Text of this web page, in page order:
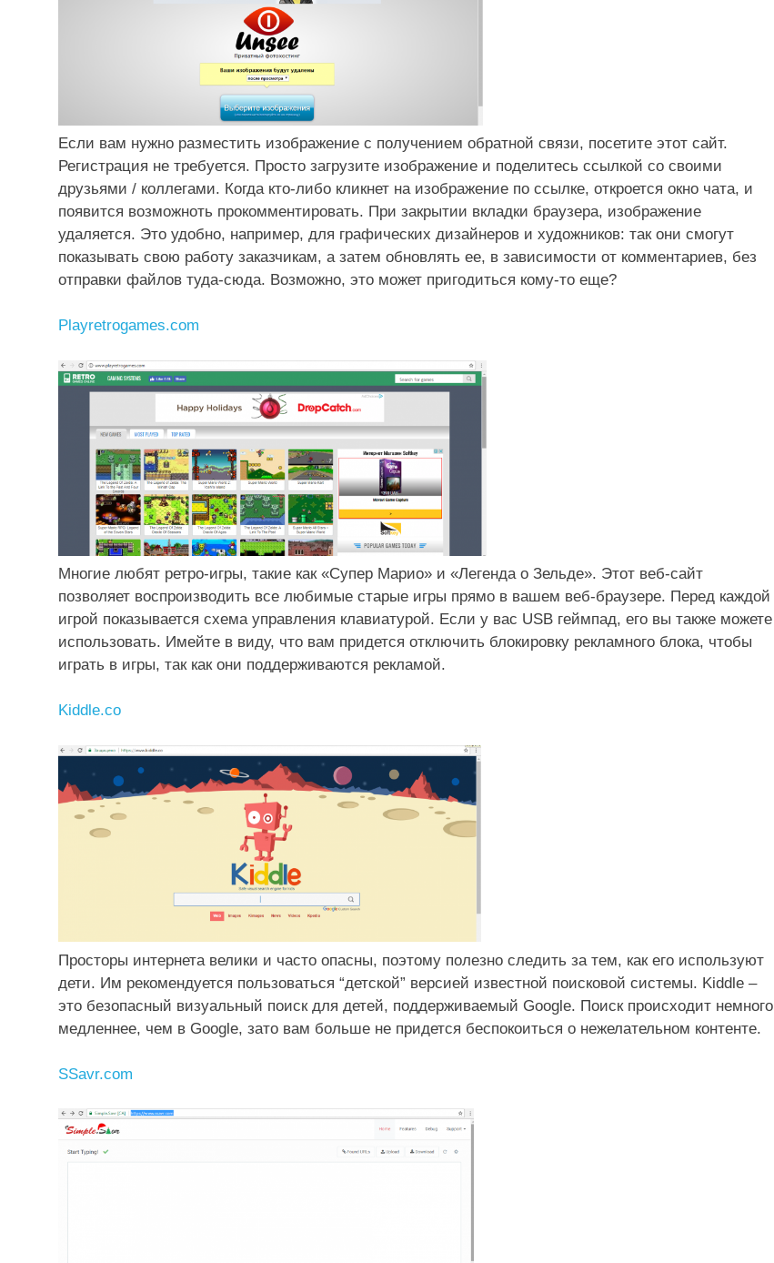
Если вам нужно разместить изображение с получением обратной связи, посетите этот сайт.
Регистрация не требуется. Просто загрузите изображение и поделитесь ссылкой со своими
друзьями / коллегами. Когда кто-либо кликнет на изображение по ссылке, откроется окно чата, и
появится возможноть прокомментировать. При закрытии вкладки браузера, изображение
удаляется. Это удобно, например, для графических дизайнеров и художников: так они смогут
показывать свою работу заказчикам, а затем обновлять ее, в зависимости от комментариев, без
отправки файлов туда-сюда. Возможно, это может пригодиться кому-то еще?
Playretrogames.com
Многие любят ретро-игры, такие как «Супер Марио» и «Легенда о Зельде». Этот веб-сайт
позволяет воспроизводить все любимые старые игры прямо в вашем веб-браузере. Перед каждой
игрой показывается схема управления клавиатурой. Если у вас USB геймпад, его вы также можете
использовать. Имейте в виду, что вам придется отключить блокировку рекламного блока, чтобы
играть в игры, так как они поддерживаются рекламой.
Kiddle.co
Просторы интернета велики и часто опасны, поэтому полезно следить за тем, как его используют
дети. Им рекомендуется пользоваться “детской” версией известной поисковой системы. Kiddle –
это безопасный визуальный поиск для детей, поддерживаемый Google. Поиск происходит немного
медленнее, чем в Google, зато вам больше не придется беспокоиться о нежелательном контенте.
SSavr.com